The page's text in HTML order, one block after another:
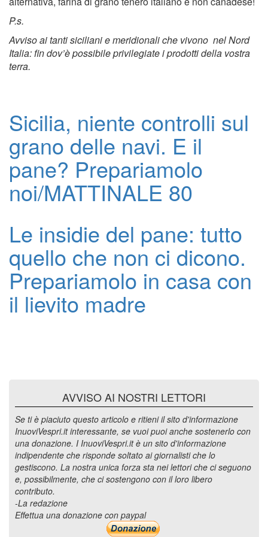
P.s.
Avviso ai tanti siciliani e meridionali che vivono nel Nord
Italia: fin dov’è possibile privilegiate i prodotti della vostra
terra.
Sicilia, niente controlli sul
grano delle navi. E il
pane? Prepariamolo
noi/MATTINALE 80
Le insidie del pane: tutto
quello che non ci dicono.
Prepariamolo in casa con
il lievito madre
AVVISO AI NOSTRI LETTORI
Se ti è piaciuto questo articolo e ritieni il sito d'informazione
InuoviVespri.it interessante, se vuoi puoi anche sostenerlo con
una donazione. I InuoviVespri.it è un sito d'informazione
indipendente che risponde soltato ai giornalisti che lo
gestiscono. La nostra unica forza sta nei lettori che ci seguono
e, possibilmente, che ci sostengono con il loro libero
contributo.
-La redazione
Effettua una donazione con paypal